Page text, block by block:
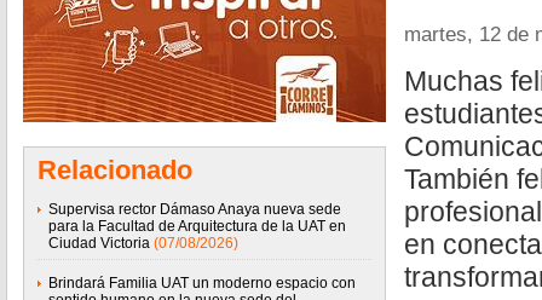
Relacionado
Supervisa rector Dámaso Anaya nueva sede
para la Facultad de Arquitectura de la UAT en
Ciudad Victoria (07/08/2026)
Brindará Familia UAT un moderno espacio con
martes, 12 de
Muchas
También
en